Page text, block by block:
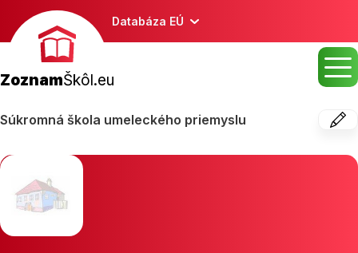
Databáza EÚ
ZoznamŠkôl.eu
Súkromná škola umeleckého priemyslu